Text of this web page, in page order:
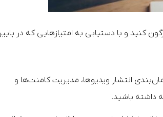
کنید و با دستیابی به امتیازهایی که در
انتشار ویدیوها، مدیریت کامنت‌ها و
داشته باشید.